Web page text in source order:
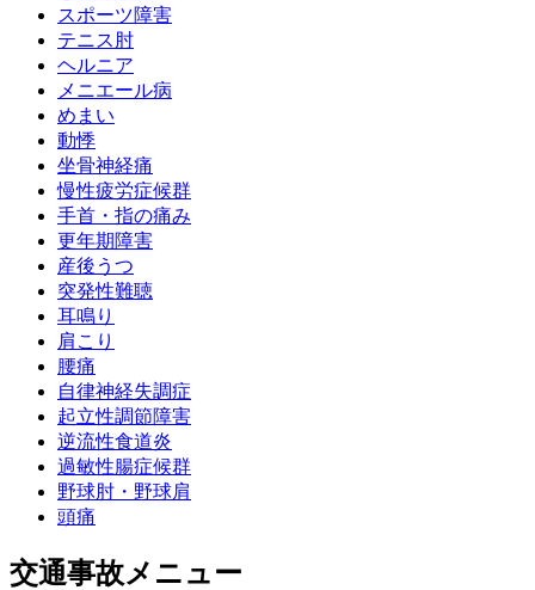
スポーツ障害
テニス肘
ヘルニア
メニエール病
めまい
動悸
坐骨神経痛
慢性疲労症候群
手首・指の痛み
更年期障害
産後うつ
突発性難聴
耳鳴り
肩こり
腰痛
自律神経失調症
起立性調節障害
逆流性食道炎
過敏性腸症候群
野球肘・野球肩
頭痛
交通事故メニュー